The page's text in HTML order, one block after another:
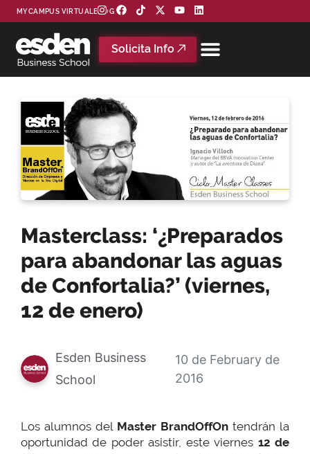
MYCAMPUS VIRTUAL BLOG
Solicita Info
Masterclass: ‘¿Preparados
para abandonar las aguas
de Confortalia?’ (viernes,
12 de enero)
Esden Business
School
10 de February de
2016
Los alumnos del Master BrandOffOn tendrán la
oportunidad de poder asistir, este viernes 12 de